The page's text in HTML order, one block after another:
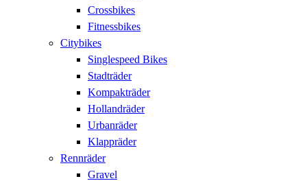
Crossbikes
Fitnessbikes
Citybikes
Singlespeed Bikes
Stadträder
Kompakträder
Hollandräder
Urbanräder
Klappräder
Rennräder
Gravel